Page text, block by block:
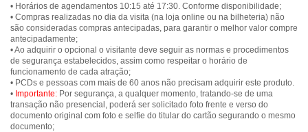
• Horários de agendamentos 10:15 até 17:30. Conforme disponibilidade;
• Compras realizadas no dia da visita (na loja online ou na bilheteria) não
são consideradas compras antecipadas, para garantir o melhor valor compre
antecipadamente;
• Ao adquirir o opcional o visitante deve seguir as normas e procedimentos
de segurança estabelecidos, assim como respeitar o horário de
funcionamento de cada atração;
• PCDs e pessoas com mais de 60 anos não precisam adquirir este produto.
• Importante: Por segurança, a qualquer momento, tratando-se de uma
transação não presencial, poderá ser solicitado foto frente e verso do
documento original com foto e selfie do titular do cartão segurando o mesmo
documento;